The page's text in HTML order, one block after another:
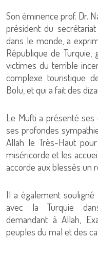
Son éminence prof. Dr.
président du
dans le monde, a
République de
victimes du terrible
complexe touristique
Bolu, et qui a fait des
Le Mufti a présenté
ses profondes
Allah le Très-Haut
miséricorde et les
accorde aux blessés un
Il a également
avec la Turquie
demandant à Allah,
peuples du mal et des